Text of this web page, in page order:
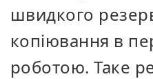
швидкого
копіювання в
роботою. Таке